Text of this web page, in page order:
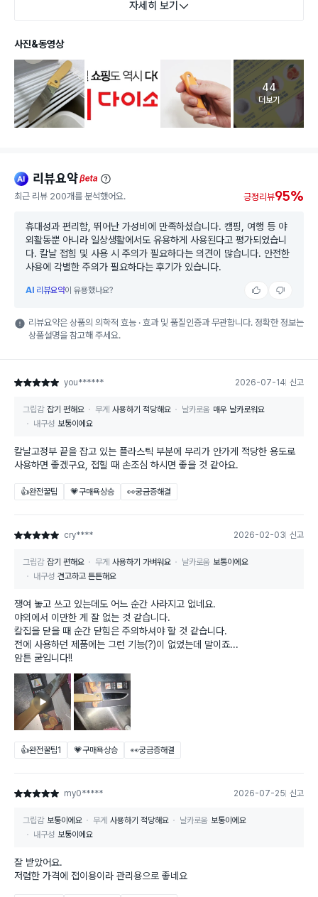
자세히 보기
사진&동영상
고객 리뷰
44
더보기
ai 리뷰요약beta
최근 리뷰 200개를 분석했어요. 긍정리뷰95%
휴대성과 편리함, 뛰어난 가성비에 만족하셨습니다. 캠핑, 여행 등 야
외활동뿐 아니라 일상생활에서도 유용하게 사용된다고 평가되었습니
다. 칼날 접힘 및 사용 시 주의가 필요하다는 의견이 많습니다. 안전한
사용에 각별한 주의가 필요하다는 후기가 있습니다.
AI 리뷰요약이 유용했나요?
리뷰요약은 상품의 의학적 효능 · 효과 및 품질인증과 무관합니다. 정확한 정보는
상품설명을 참고해 주세요.
별점 5점 you****** 2026-07-14 신고
그립감 잡기 편해요 무게 사용하기 적당해요 날카로움 매우 날카로워요
내구성 보통이에요
칼날고정부 끝을 잡고 있는 플라스틱 부분에 무리가 안가게 적당한 용도로
사용하면 좋겠구요, 접힐 때 손조심 하시면 좋을 것 같아요.
👍완전꿀팁 💗구매욕상승 👀궁금증해결
별점 5점 cry**** 2026-02-03 신고
그립감 잡기 편해요 무게 사용하기 가벼워요 날카로움 보통이에요
내구성 견고하고 튼튼해요
쟁여 놓고 쓰고 있는데도 어느 순간 사라지고 없네요.
야외에서 이만한 게 잘 없는 것 같습니다.
칼집을 닫을 때 순간 닫힘은 주의하셔야 할 것 같습니다.
전에 사용하던 제품에는 그런 기능(?)이 없었는데 말이죠...
암튼 굳입니다!!
👍완전꿀팁1 💗구매욕상승 👀궁금증해결
별점 5점 my0***** 2026-07-25 신고
그립감 보통이에요 무게 사용하기 적당해요 날카로움 보통이에요
내구성 보통이에요
잘 받았어요.
저렴한 가격에 접이용이라 관리용으로 좋네요